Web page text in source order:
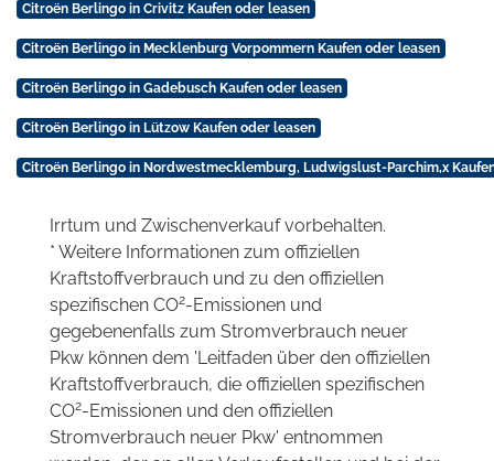
Citroën Berlingo in Crivitz Kaufen oder leasen
Citroën Berlingo in Mecklenburg Vorpommern Kaufen oder leasen
Citroën Berlingo in Gadebusch Kaufen oder leasen
Citroën Berlingo in Lützow Kaufen oder leasen
Citroën Berlingo in Nordwestmecklemburg, Ludwigslust-Parchim,x
Irrtum und Zwischenverkauf vorbehalten.
* Weitere Informationen zum offiziellen
Kraftstoffverbrauch und zu den offiziellen
spezifischen CO2-Emissionen und
gegebenenfalls zum Stromverbrauch neuer
Pkw können dem 'Leitfaden über den offiziellen
Kraftstoffverbrauch, die offiziellen spezifischen
CO2-Emissionen und den offiziellen
Stromverbrauch neuer Pkw' entnommen